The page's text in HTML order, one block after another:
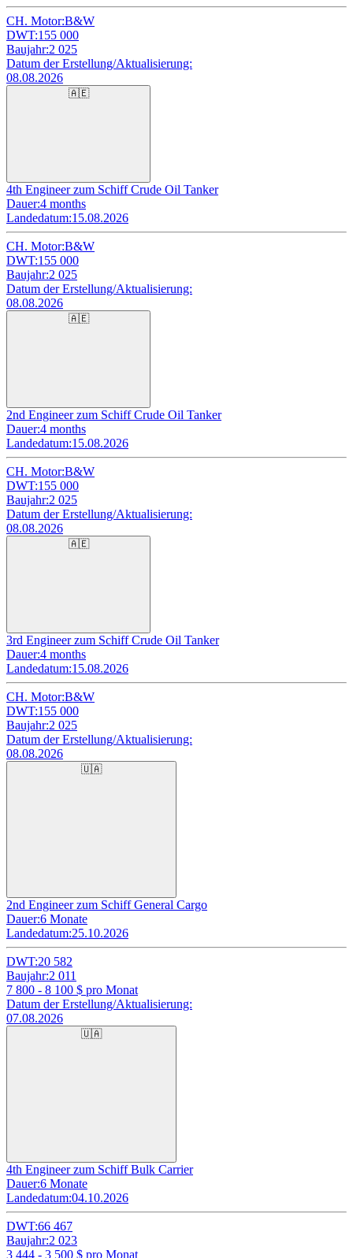
CH. Motor:B&W
DWT:155 000
Baujahr:2 025
Datum der Erstellung/Aktualisierung:
08.08.2026
🇦🇪
4th Engineer zum Schiff Crude Oil Tanker
Dauer:4 months
Landedatum:15.08.2026
CH. Motor:B&W
DWT:155 000
Baujahr:2 025
Datum der Erstellung/Aktualisierung:
08.08.2026
🇦🇪
2nd Engineer zum Schiff Crude Oil Tanker
Dauer:4 months
Landedatum:15.08.2026
CH. Motor:B&W
DWT:155 000
Baujahr:2 025
Datum der Erstellung/Aktualisierung:
08.08.2026
🇦🇪
3rd Engineer zum Schiff Crude Oil Tanker
Dauer:4 months
Landedatum:15.08.2026
CH. Motor:B&W
DWT:155 000
Baujahr:2 025
Datum der Erstellung/Aktualisierung:
08.08.2026
🇺🇦
2nd Engineer zum Schiff General Cargo
Dauer:6 Monate
Landedatum:25.10.2026
DWT:20 582
Baujahr:2 011
7 800 - 8 100 $ pro Monat
Datum der Erstellung/Aktualisierung:
07.08.2026
🇺🇦
4th Engineer zum Schiff Bulk Carrier
Dauer:6 Monate
Landedatum:04.10.2026
DWT:66 467
Baujahr:2 023
3 444 - 3 500 $ pro Monat